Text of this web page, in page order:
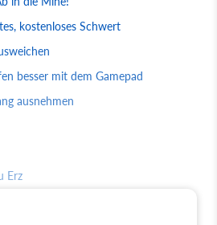
kostenloses Schwert
besser mit dem Gamepad
ausnehmen
Erz
euer bester